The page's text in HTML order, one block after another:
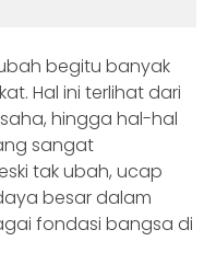
begitu banyak
Hal ini terlihat dari
hingga hal-hal
sangat
tak ubah, ucap
besar dalam
fondasi bangsa di